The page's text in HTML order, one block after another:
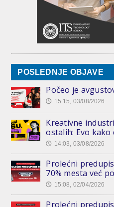
POSLEDNJE OBJAVE
Počeo je
🕔 15:15, 03/08/2026
Kreativne
ostalih: Evo
🕔 14:03, 03/08/2026
Prolećni
70% mesta već
🕔 15:08, 02/04/2026
Prolećni